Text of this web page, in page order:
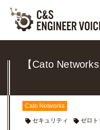
【Cato
Cato Networks
セキュリティ ゼロト